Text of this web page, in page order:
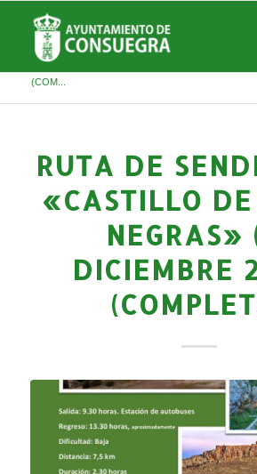
Noticias
Usted está aquí: Inicio / Noticias
Actividades deportivas /
(COM...
RUTA DE
«CASTILLO DE
NEGRAS»
DICIEMBRE